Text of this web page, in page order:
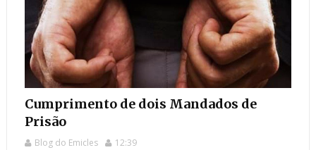
Cumprimento de dois Mandados de
Prisão
Blog do Emicles 12:39